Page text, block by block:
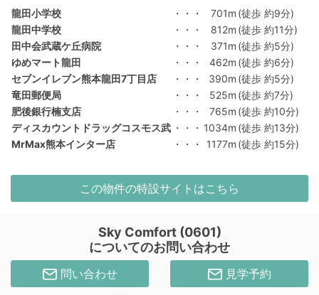
龍田小学校 ・・・ 701m (徒歩 約9分)
龍田中学校
・・・ 812m (徒歩 約11分)
田中会武蔵ケ丘病院
・・・ 371m (徒歩 約5分)
ゆめマート龍田
・・・ 462m (徒歩 約6分)
セブンイレブン熊本龍田7丁目店
・・・ 390m (徒歩 約5分)
竜田郵便局
・・・ 525m (徒歩 約7分)
肥後銀行楠支店
・・・ 765m (徒歩 約10分)
ディスカウントドラッグコスモス武 ・・・ 1034m (徒歩 約13分)
MrMax熊本インター店
・・・ 1177m (徒歩 約15分)
この物件の特設サイトはこちら
Sky Comfort (0601)
についてのお問い合わせ
問い合わせ 見学予約